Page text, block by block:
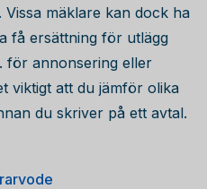
mäklare kan dock ha
få ersättning för utlägg
för annonsering eller
viktigt att du jämför olika
du skriver på ett avtal.